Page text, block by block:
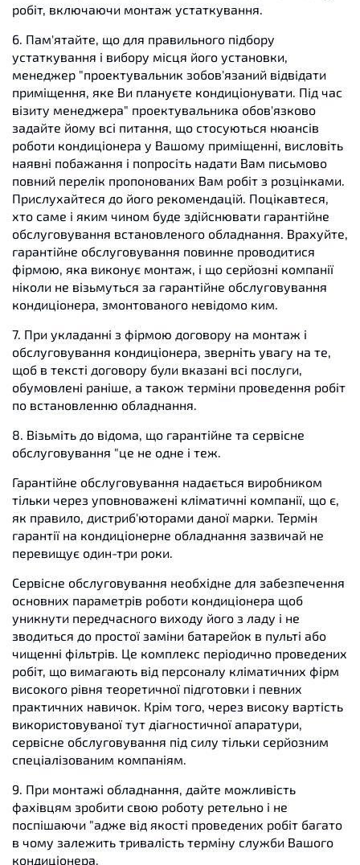
робіт, включаючи монтаж устаткування.
6. Пам'ятайте, що для правильного підбору
устаткування і вибору місця його установки,
менеджер "проектувальник зобов'язаний відвідати
приміщення, яке Ви плануєте кондиціонувати. Під час
візиту менеджера" проектувальника обов'язково
задайте йому всі питання, що стосуються нюансів
роботи кондиціонера у Вашому приміщенні, висловіть
наявні побажання і попросіть надати Вам письмово
повний перелік пропонованих Вам робіт з розцінками.
Прислухайтеся до його рекомендацій. Поцікавтеся,
хто саме і яким чином буде здійснювати гарантійне
обслуговування встановленого обладнання. Врахуйте,
гарантійне обслуговування повинне проводитися
фірмою, яка виконує монтаж, і що серйозні компанії
ніколи не візьмуться за гарантійне обслуговування
кондиціонера, змонтованого невідомо ким.
7. При укладанні з фірмою договору на монтаж і
обслуговування кондиціонера, зверніть увагу на те,
щоб в тексті договору були вказані всі послуги,
обумовлені раніше, а також терміни проведення робіт
по встановленню обладнання.
8. Візьміть до відома, що гарантійне та сервісне
обслуговування "це не одне і теж.
Гарантійне обслуговування надається виробником
тільки через уповноважені кліматичні компанії, що є,
як правило, дистриб'юторами даної марки. Термін
гарантії на кондиціонерне обладнання зазвичай не
перевищує один-три роки.
Сервісне обслуговування необхідне для забезпечення
основних параметрів роботи кондиціонера щоб
уникнути передчасного виходу його з ладу і не
зводиться до простої заміни батарейок в пульті або
чищенні фільтрів. Це комплекс періодично проведених
робіт, що вимагають від персоналу кліматичних фірм
високого рівня теоретичної підготовки і певних
практичних навичок. Крім того, через високу вартість
використовуваної тут діагностичної апаратури,
сервісне обслуговування під силу тільки серйозним
спеціалізованим компаніям.
9. При монтажі обладнання, дайте можливість
фахівцям зробити свою роботу ретельно і не
поспішаючи "адже від якості проведених робіт багато
в чому залежить тривалість терміну служби Вашого
кондиціонера.